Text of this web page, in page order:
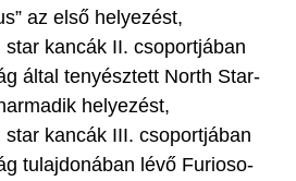
az első helyezést,
star kancák II. csoportjában
által tenyésztett North Star-
helyezést,
star kancák III. csoportjában
tulajdonában lévő Furioso-